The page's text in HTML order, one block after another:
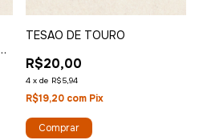
TESAO DE TOURO
R$20,00
4 x de R$5,94
R$19,20 com Pix